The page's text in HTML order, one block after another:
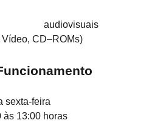
audiovisuais
CD–ROMs)
sexta-feira
às 13:00 horas